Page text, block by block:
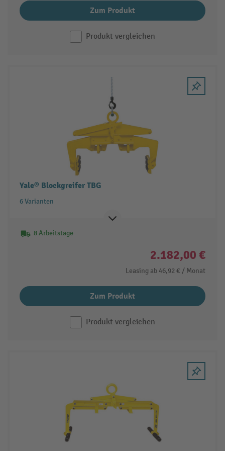
Zum Produkt
Produkt vergleichen
Yale® Blockgreifer TBG
6 Varianten
8 Arbeitstage
2.182,00 €
Leasing ab 46,92 € / Monat
Zum Produkt
Produkt vergleichen